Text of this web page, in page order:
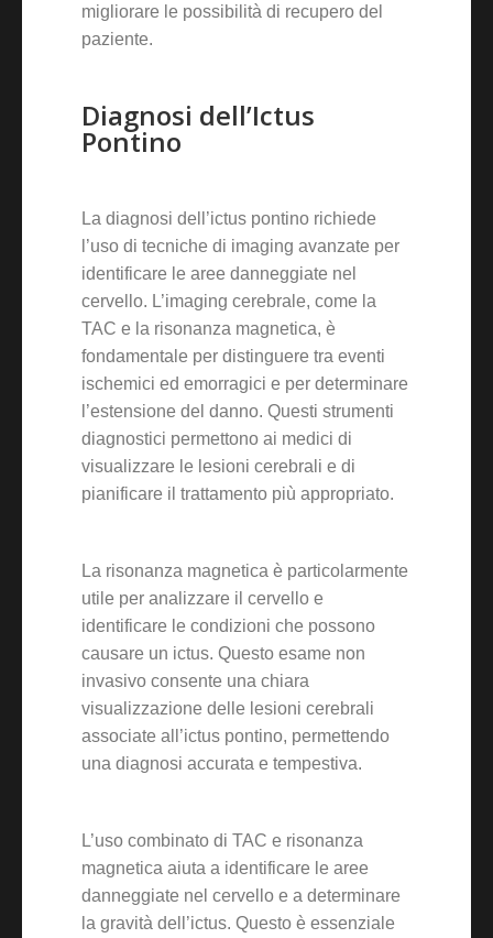
migliorare le possibilità di recupero del
paziente.
Diagnosi dell’Ictus
Pontino
La diagnosi dell’ictus pontino richiede
l’uso di tecniche di imaging avanzate per
identificare le aree danneggiate nel
cervello. L’imaging cerebrale, come la
TAC e la risonanza magnetica, è
fondamentale per distinguere tra eventi
ischemici ed emorragici e per determinare
l’estensione del danno. Questi strumenti
diagnostici permettono ai medici di
visualizzare le lesioni cerebrali e di
pianificare il trattamento più appropriato.
La risonanza magnetica è particolarmente
utile per analizzare il cervello e
identificare le condizioni che possono
causare un ictus. Questo esame non
invasivo consente una chiara
visualizzazione delle lesioni cerebrali
associate all’ictus pontino, permettendo
una diagnosi accurata e tempestiva.
L’uso combinato di TAC e risonanza
magnetica aiuta a identificare le aree
danneggiate nel cervello e a determinare
la gravità dell’ictus. Questo è essenziale